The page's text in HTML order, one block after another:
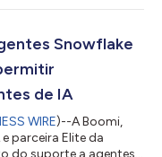
que oferecem um
por IA sem usar
como um...
Snowflake
de IA
WIRE)--A Boomi,
parceira Elite da
do suporte a agentes